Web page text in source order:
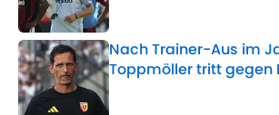
Nach Trainer-Aus im
Toppmöller tritt gegen
Published by on Invalid Date